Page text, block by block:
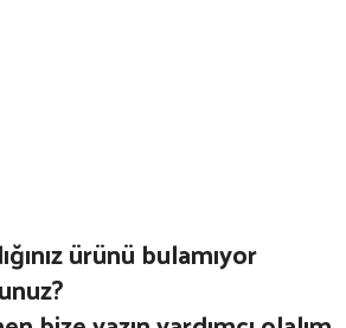
ürünü bulamıyor